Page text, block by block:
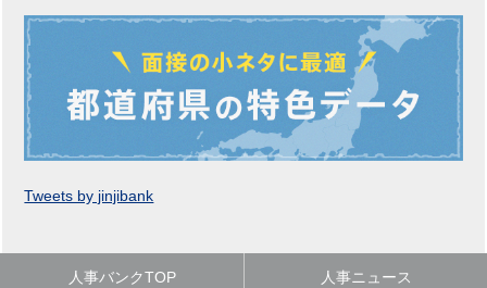
Tweets by jinjibank
人事バンクTOP 人事ニュース